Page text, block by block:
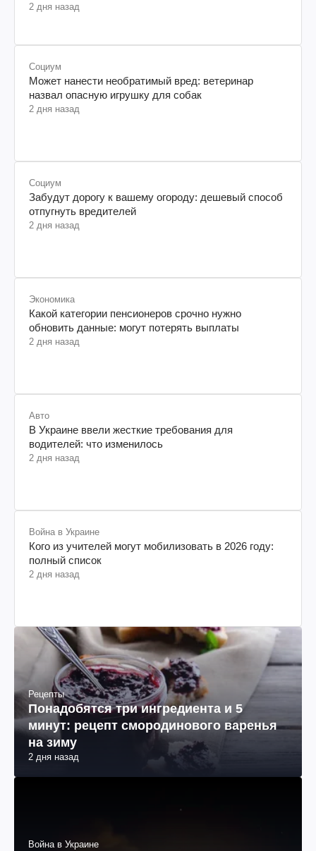
2 дня назад
Социум
Может нанести необратимый вред: ветеринар
назвал опасную игрушку для собак
2 дня назад
Социум
Забудут дорогу к вашему огороду: дешевый способ
отпугнуть вредителей
2 дня назад
Экономика
Какой категории пенсионеров срочно нужно
обновить данные: могут потерять выплаты
2 дня назад
Авто
В Украине ввели жесткие требования для
водителей: что изменилось
2 дня назад
Война в Украине
Кого из учителей могут мобилизовать в 2026 году:
полный список
2 дня назад
Рецепты
Понадобятся три ингредиента и 5
минут: рецепт смородинового варенья
на зиму
2 дня назад
Война в Украине